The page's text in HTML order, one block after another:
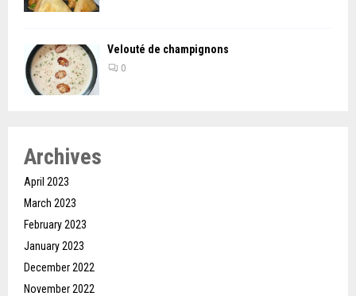
Velouté de champignons
0
Archives
April 2023
March 2023
February 2023
January 2023
December 2022
November 2022